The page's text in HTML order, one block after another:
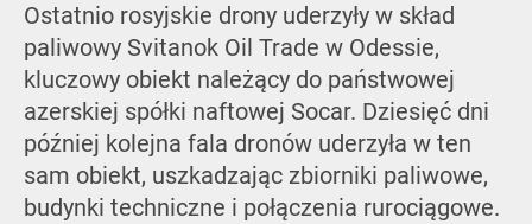
Ostatnio rosyjskie drony uderzyły w skład
paliwowy Svitanok Oil Trade w Odessie,
kluczowy obiekt należący do państwowej
azerskiej spółki naftowej Socar. Dziesięć dni
później kolejna fala dronów uderzyła w ten
sam obiekt, uszkadzając zbiorniki paliwowe,
budynki techniczne i połączenia rurociągowe.